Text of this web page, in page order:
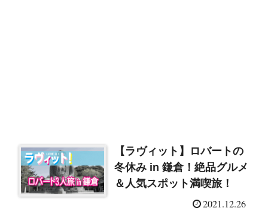
【ラヴィット】ロバートの
冬休み in 鎌倉！絶品グルメ
＆人気スポット満喫旅！
2021.12.26